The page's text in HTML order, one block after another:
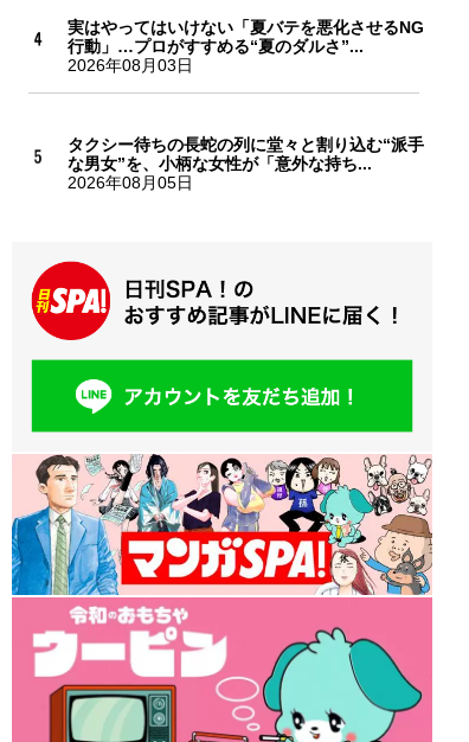
実はやってはいけない「夏バテを悪化させるNG
行動」…プロがすすめる“夏のダルさ”...
2026年08月03日
タクシー待ちの長蛇の列に堂々と割り込む“派手
な男女”を、小柄な女性が「意外な持ち...
2026年08月05日